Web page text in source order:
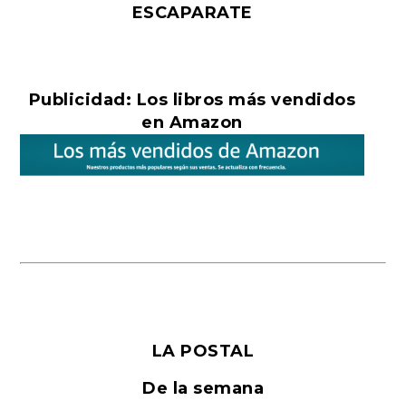
ESCAPARATE
Publicidad: Los libros más vendidos
en Amazon
LA POSTAL
De la semana